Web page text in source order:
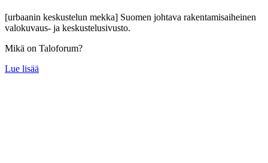
[urbaanin keskustelun mekka] Suomen johtava rakentamisaiheinen
valokuvaus- ja keskustelusivusto.
Mikä on Taloforum?
Lue lisää